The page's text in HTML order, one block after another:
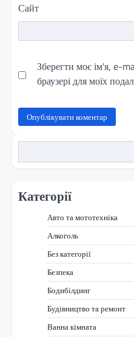
Сайт
Зберегти моє ім'я, e-
браузері для моїх
Категорії
Авто та мототехніка
Алкоголь
Без категорії
Безпека
Бодибілдинг
Будівництво та ремонт
Ванна кімната